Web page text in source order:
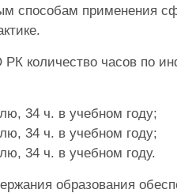
способам применения
количество часов по
34 ч. в учебном году;
34 ч. в учебном году;
34 ч. в учебном году.
образования